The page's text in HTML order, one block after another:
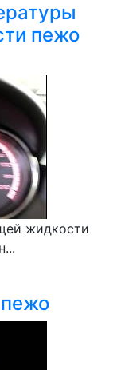
пежо
жидкости